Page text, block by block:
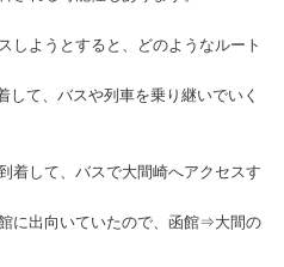
しようとすると、どのようなルート
て、バスや列車を乗り継いでいく
着して、バスで大間崎へアクセスす
に出向いていたので、函館⇒大間の